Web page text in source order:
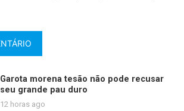
Garota morena tesão não pode recusar
seu grande pau duro
12 horas ago